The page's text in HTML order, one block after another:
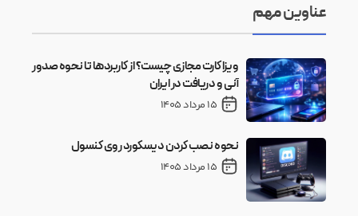
عناوین مهم
ویزا کارت مجازی چیست؟ از کاربردها تا نحوه صدور
آنی و دریافت در ایران
15 مرداد 1405
نحوه نصب کردن دیسکورد روی کنسول
15 مرداد 1405